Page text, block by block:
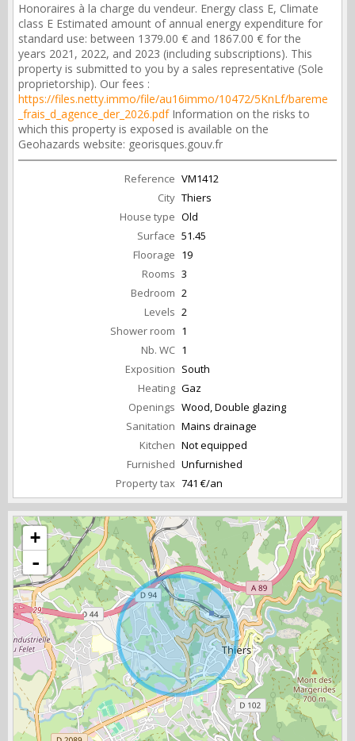
Honoraires à la charge du vendeur. Energy class E, Climate
class E Estimated amount of annual energy expenditure for
standard use: between 1379.00 € and 1867.00 € for the
years 2021, 2022, and 2023 (including subscriptions). This
property is submitted to you by a sales representative (Sole
proprietorship). Our fees :
https://files.netty.immo/file/au16immo/10472/5KnLf/bareme
_frais_d_agence_der_2026.pdfInformation on the risks to
which this property is exposed is available on the
Geohazards website: georisques.gouv.fr
Reference VM1412
City Thiers
House type Old
Surface 51.45
Floorage 19
Rooms 3
Bedroom 2
Levels 2
Shower room 1
Nb. WC 1
Exposition South
Heating Gaz
Openings Wood, Double glazing
Sanitation Mains drainage
Kitchen Not equipped
Furnished Unfurnished
Property tax 741 €/an
+
-